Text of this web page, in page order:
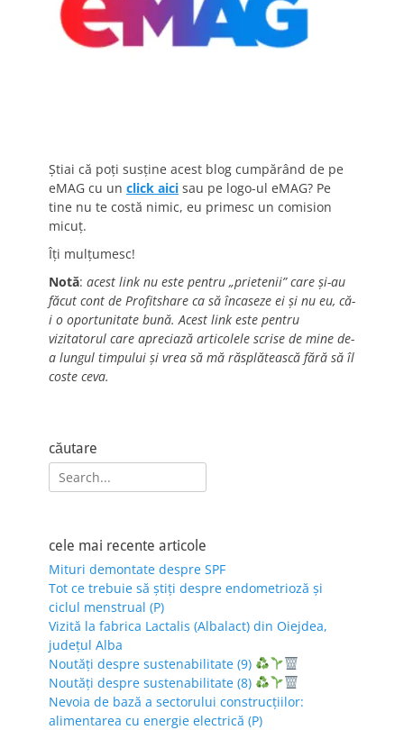
Știai că poți susține acest blog cumpărând de pe
eMAG cu un click aici sau pe logo-ul eMAG? Pe
tine nu te costă nimic, eu primesc un comision
micuț.
Îți mulțumesc!
Notă: acest link nu este pentru „prietenii” care și-au
făcut cont de Profitshare ca să încaseze ei și nu eu, că-
i o oportunitate bună. Acest link este pentru
vizitatorul care apreciază articolele scrise de mine de-
a lungul timpului și vrea să mă răsplătească fără să îl
coste ceva.
căutare
Search
for:
cele mai recente articole
Mituri demontate despre SPF
Tot ce trebuie să știți despre endometrioză și
ciclul menstrual (P)
Vizită la fabrica Lactalis (Albalact) din Oiejdea,
județul Alba
Noutăți despre sustenabilitate (9)
Noutăți despre sustenabilitate (8)
Nevoia de bază a sectorului construcțiilor:
alimentarea cu energie electrică (P)